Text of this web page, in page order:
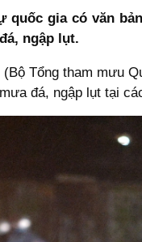
quốc gia có văn
ngập lụt.
Tổng tham mưu
đá, ngập lụt tại